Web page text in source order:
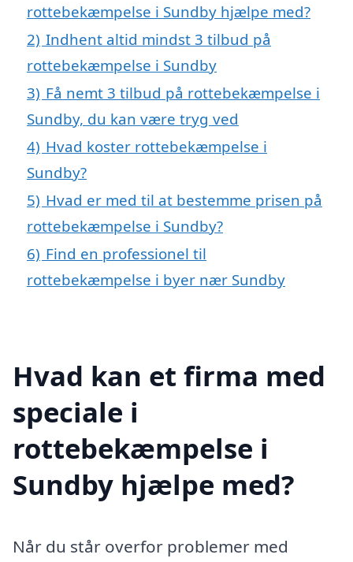
rottebekæmpelse i Sundby hjælpe med?
2) Indhent altid mindst 3 tilbud på
rottebekæmpelse i Sundby
3) Få nemt 3 tilbud på rottebekæmpelse i
Sundby, du kan være tryg ved
4) Hvad koster rottebekæmpelse i
Sundby?
5) Hvad er med til at bestemme prisen på
rottebekæmpelse i Sundby?
6) Find en professionel til
rottebekæmpelse i byer nær Sundby
Hvad kan et firma med
speciale i
rottebekæmpelse i
Sundby hjælpe med?
Når du står overfor problemer med